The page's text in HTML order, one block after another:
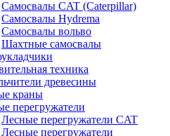
Самосвалы CAT (Caterpillar)
Самосвалы Hydrema
Самосвалы вольво
Шахтные самосвалы
техника
древесины
краны
перегружатели
Лесные перегружатели CAT
Лесные перегружатели